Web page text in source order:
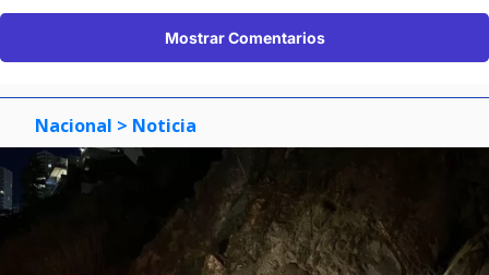
Mostrar Comentarios
Nacional > Noticia